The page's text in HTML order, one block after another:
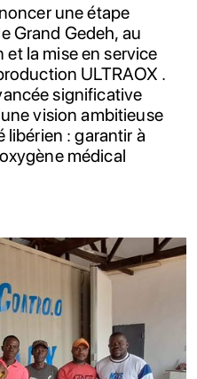
une étape
Grand Gedeh, au
la mise en service
ULTRAOX .
significative
vision ambitieuse
libérien : garantir à
médical